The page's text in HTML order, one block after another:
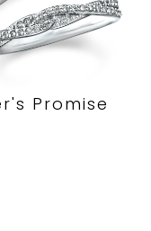
Promise